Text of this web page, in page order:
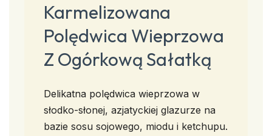
Karmelizowana
Polędwica Wieprzowa
Z Ogórkową Sałatką
Delikatna polędwica wieprzowa w
słodko-słonej, azjatyckiej glazurze na
bazie sosu sojowego, miodu i ketchupu.